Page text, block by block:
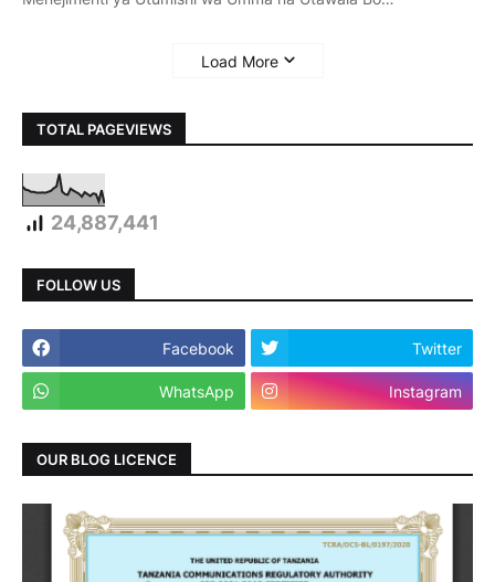
Load More
TOTAL PAGEVIEWS
24,887,441
FOLLOW US
Facebook Twitter
WhatsApp Instagram
OUR BLOG LICENCE